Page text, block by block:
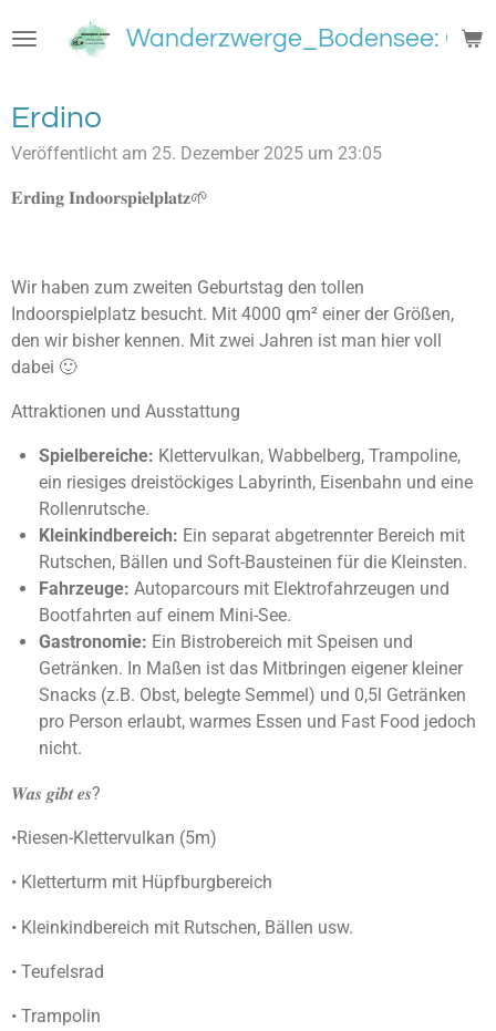
Hauptinhalt
Wanderzwerge_Bodensee:
Erdino
Veröffentlicht am 25. Dezember 2025 um 23:05
𝐄𝐫𝐝𝐢𝐧𝐠 𝐈𝐧𝐝𝐨𝐨𝐫𝐬𝐩𝐢𝐞𝐥𝐩𝐥𝐚𝐭𝐳🌱
Wir haben zum zweiten Geburtstag den tollen
Indoorspielplatz besucht. Mit 4000 qm² einer der Größen,
den wir bisher kennen. Mit zwei Jahren ist man hier voll
dabei 🙂
Attraktionen und Ausstattung
Spielbereiche: Klettervulkan, Wabbelberg, Trampoline,
ein riesiges dreistöckiges Labyrinth, Eisenbahn und eine
Rollenrutsche.
Kleinkindbereich: Ein separat abgetrennter Bereich mit
Rutschen, Bällen und Soft-Bausteinen für die Kleinsten.
Fahrzeuge: Autoparcours mit Elektrofahrzeugen und
Bootfahrten auf einem Mini-See.
Gastronomie: Ein Bistrobereich mit Speisen und
Getränken. In Maßen ist das Mitbringen eigener kleiner
Snacks (z.B. Obst, belegte Semmel) und 0,5l Getränken
pro Person erlaubt, warmes Essen und Fast Food jedoch
nicht.
𝑾𝒂𝒔 𝒈𝒊𝒃𝒕 𝒆𝒔?
•Riesen-Klettervulkan (5m)
• Kletterturm mit Hüpfburgbereich
• Kleinkindbereich mit Rutschen, Bällen usw.
• Teufelsrad
• Trampolin